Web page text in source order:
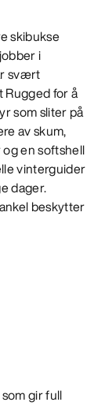
skibukse
i
svært
Rugged for å
som sliter på
av skum,
en softshell
vinterguider
dager.
beskytter
gir full